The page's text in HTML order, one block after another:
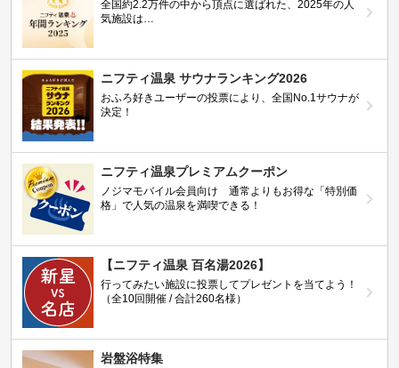
全国約2.2万件の中から頂点に選ばれた、2025年の人
気施設は…
ニフティ温泉 サウナランキング2026
おふろ好きユーザーの投票により、全国No.1サウナが
決定！
ニフティ温泉プレミアムクーポン
ノジマモバイル会員向け 通常よりもお得な「特別価
格」で人気の温泉を満喫できる！
【ニフティ温泉 百名湯2026】
行ってみたい施設に投票してプレゼントを当てよう！
（全10回開催 / 合計260名様）
岩盤浴特集